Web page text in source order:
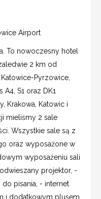
Airport
To nowoczesny hotel
2 km od
Pyrzowice,
S1 oraz DK1
Krakowa, Katowic i
mieliśmy 2 sale
Wszystkie sale są z
oraz wyposażone w
wyposażeniu sali
projektor, -
pisania, - internet
i dodatkowym plusem